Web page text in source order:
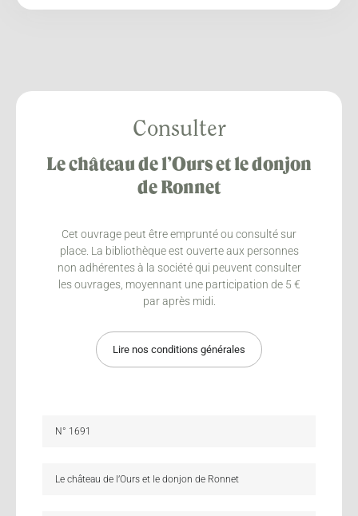
Consulter
Le château de l’Ours et le donjon
de Ronnet
Cet ouvrage peut être emprunté ou consulté sur
place. La bibliothèque est ouverte aux personnes
non adhérentes à la société qui peuvent consulter
les ouvrages, moyennant une participation de 5 €
par après midi.
Lire nos conditions générales